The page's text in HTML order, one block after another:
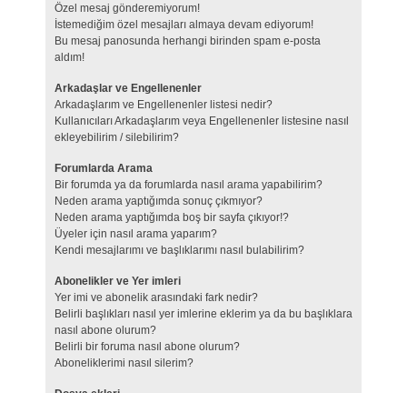
Özel mesaj gönderemiyorum!
İstemediğim özel mesajları almaya devam ediyorum!
Bu mesaj panosunda herhangi birinden spam e-posta
aldım!
Arkadaşlar ve Engellenenler
Arkadaşlarım ve Engellenenler listesi nedir?
Kullanıcıları Arkadaşlarım veya Engellenenler listesine nasıl
ekleyebilirim / silebilirim?
Forumlarda Arama
Bir forumda ya da forumlarda nasıl arama yapabilirim?
Neden arama yaptığımda sonuç çıkmıyor?
Neden arama yaptığımda boş bir sayfa çıkıyor!?
Üyeler için nasıl arama yaparım?
Kendi mesajlarımı ve başlıklarımı nasıl bulabilirim?
Abonelikler ve Yer imleri
Yer imi ve abonelik arasındaki fark nedir?
Belirli başlıkları nasıl yer imlerine eklerim ya da bu başlıklara
nasıl abone olurum?
Belirli bir foruma nasıl abone olurum?
Aboneliklerimi nasıl silerim?